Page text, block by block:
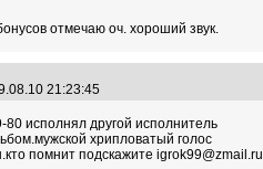
отмечаю оч. хороший звук.
21:23:45
исполнял другой исполнитель
хрипловатый голос
помнит подскажите igrok99@zmail.ru